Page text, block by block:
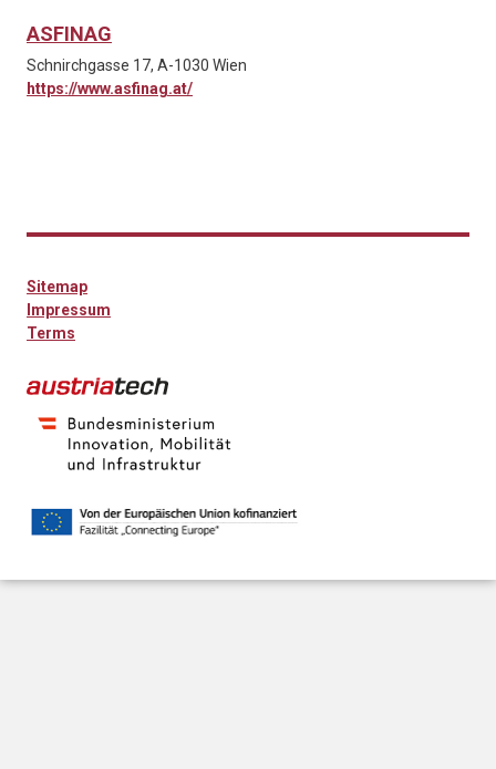
ASFINAG
Schnirchgasse 17, A-1030 Wien
https://www.asfinag.at/
Sitemap
Impressum
Terms